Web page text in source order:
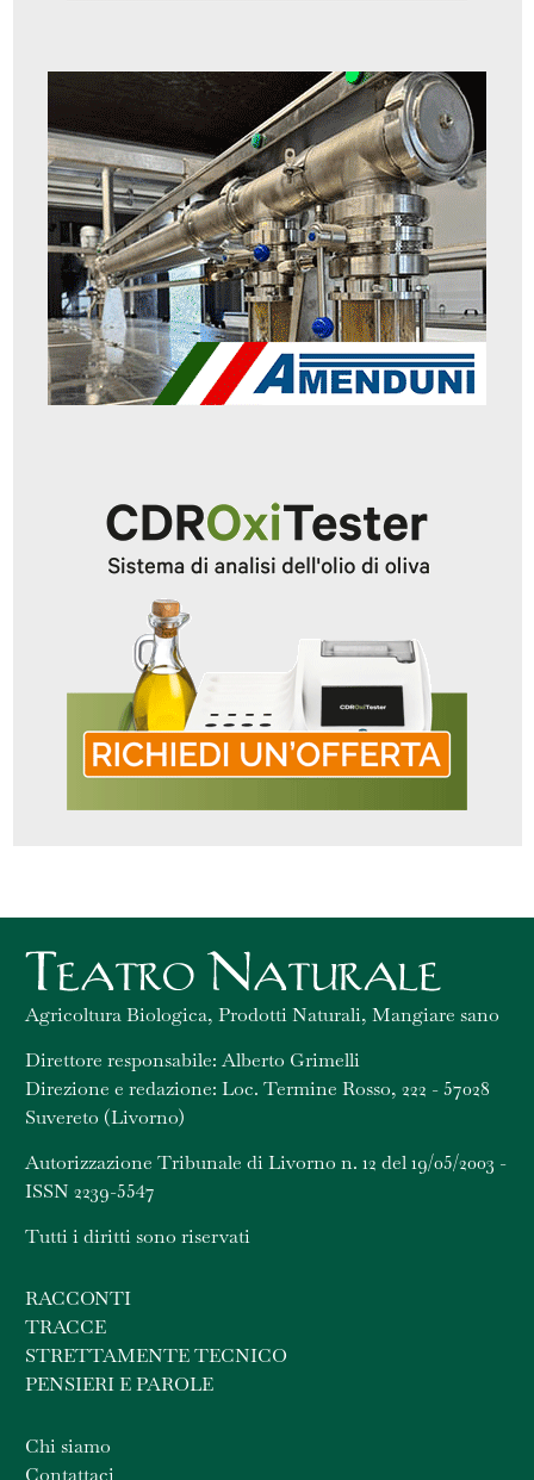
Agricoltura Biologica, Prodotti Naturali, Mangiare sano
Direttore responsabile: Alberto Grimelli
Direzione e redazione: Loc. Termine Rosso, 222 - 57028
Suvereto (Livorno)
Autorizzazione Tribunale di Livorno n. 12 del 19/05/2003 -
ISSN 2239-5547
Tutti i diritti sono riservati
RACCONTI
TRACCE
STRETTAMENTE TECNICO
PENSIERI E PAROLE
Chi siamo
Contattaci